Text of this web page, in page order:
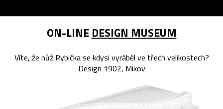
ON-LINE DESIGN MUSEUM
Víte, že nůž Rybička se kdysi vyráběl ve třech velikostech?
Design 1902, Mikov